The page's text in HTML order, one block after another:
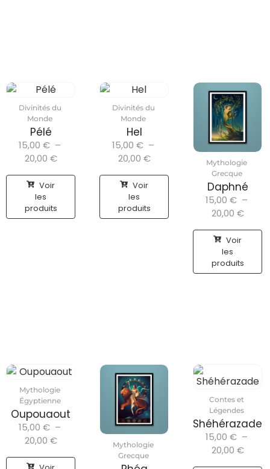
Divinités du
Monde
Pélé
15,00 € –
20,00 €
Voir
les
produits
Divinités du
Monde
Hel
15,00 € –
20,00 €
Voir
les
produits
Mythologie
Grecque
Daphné
15,00 € –
20,00 €
Voir
les
produits
Mythologie
Égyptienne
Oupouaout
15,00 € –
20,00 €
Mythologie
Grecque
Contes et
Légendes
Shéhérazade
15,00 € –
20,00 €